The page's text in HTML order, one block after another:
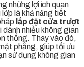
những lợi ích quan
là khả năng tiết
lắp đặt cửa trượt
dành nhiều không gian
thống. Thay vào đó,
phẳng, giúp tối ưu
sử dụng không gian